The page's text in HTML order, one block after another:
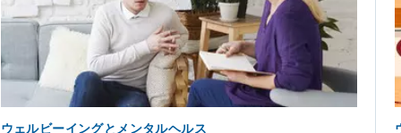
ウェルビーイングとメンタルヘルス